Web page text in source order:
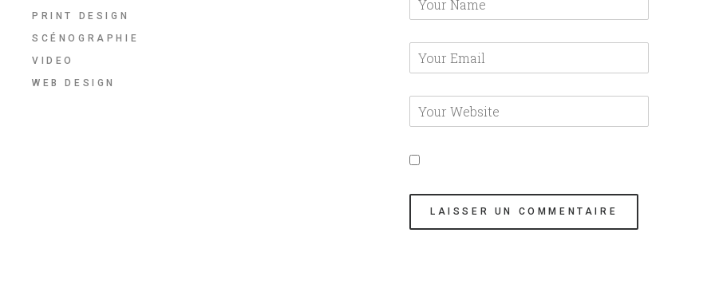
PRINT DESIGN
SCÉNOGRAPHIE
VIDEO
WEB DESIGN